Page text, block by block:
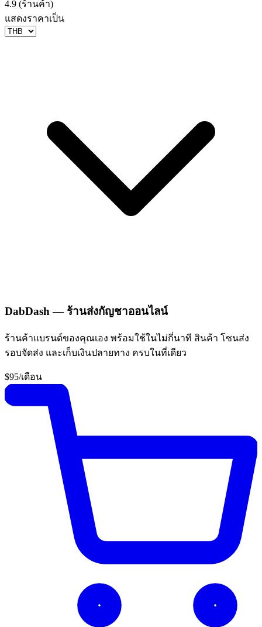
4.9 (ร้านค้า)
แสดงราคาเป็น
DabDash — ร้านส่งกัญชาออนไลน์
ร้านค้าแบรนด์ของคุณเอง พร้อมใช้ในไม่กี่นาที สินค้า โซนส่ง
รอบจัดส่ง และเก็บเงินปลายทาง ครบในที่เดียว
$95/เดือน